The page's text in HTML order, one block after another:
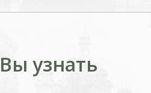
узнать